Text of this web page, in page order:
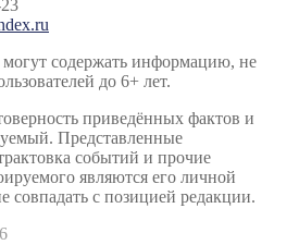
содержать информацию, не
до 6+ лет.
приведённых фактов и
Представленные
событий и прочие
являются его личной
совпадать с позицией редакции.